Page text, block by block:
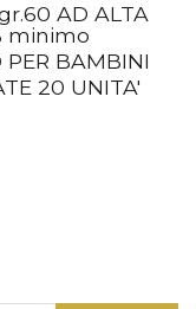
AD ALTA
minimo
BAMBINI
20 UNITA'